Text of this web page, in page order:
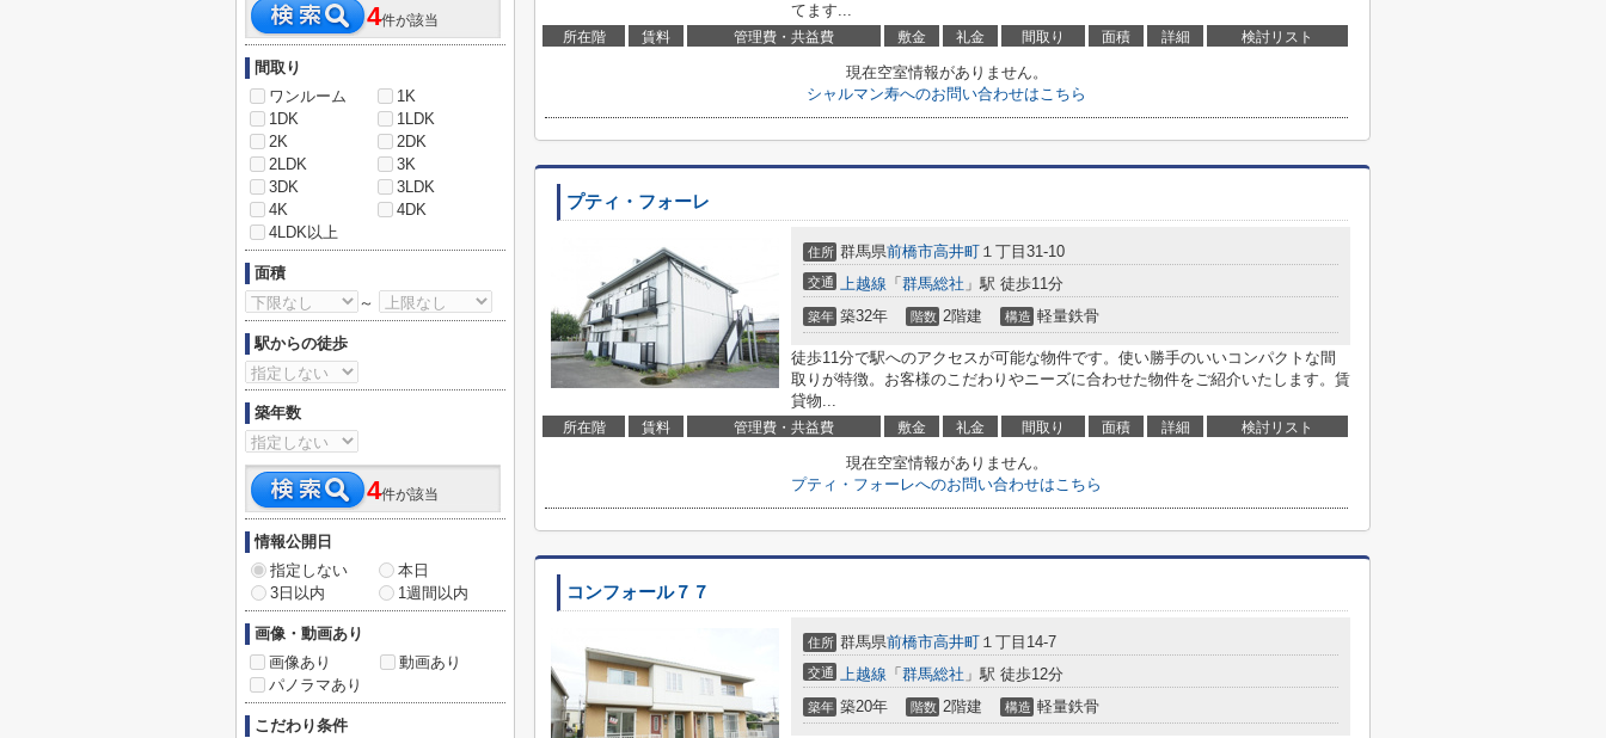
てます...
所在階 賃料 管理費・共益費 敷金 礼金 間取り 面積 詳細 検討リスト
現在空室情報がありません。
シャルマン寿へのお問い合わせはこちら
プティ・フォーレ
住所 群馬県前橋市高井町 １丁目31-10
交通 上越線 「 群馬総社 」駅 徒歩11分
築年 築32年 階数 2階建 構造 軽量鉄骨
徒歩11分で駅へのアクセスが可能な物件です。使い勝手のいいコンパクトな間
取りが特徴。お客様のこだわりやニーズに合わせた物件をご紹介いたします。賃
貸物...
所在階 賃料 管理費・共益費 敷金 礼金 間取り 面積 詳細 検討リスト
現在空室情報がありません。
プティ・フォーレへのお問い合わせはこちら
コンフォール７７
住所 群馬県前橋市高井町 １丁目14-7
交通 上越線 「 群馬総社 」駅 徒歩12分
築年 築20年 階数 2階建 構造 軽量鉄骨
4件が該当
間取り
ワンルーム
1K
1DK
1LDK
2K
2DK
2LDK
3K
3DK
3LDK
4K
4DK
4LDK以上
面積
～
駅からの徒歩
築年数
4件が該当
情報公開日
指定しない
本日
3日以内
1週間以内
画像・動画あり
画像あり
動画あり
パノラマあり
こだわり条件